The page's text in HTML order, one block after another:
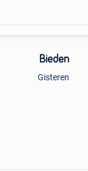
Bieden
Gisteren